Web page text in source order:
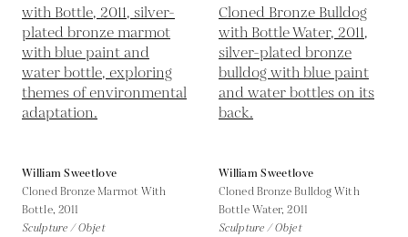
William Sweetlove
Cloned Bronze Marmot With
Bottle, 2011
Sculpture / Objet
William Sweetlove
Cloned Bronze Bulldog With
Bottle Water,2011
Sculpture / Objet